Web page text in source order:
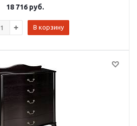
18 716руб.
В корзину